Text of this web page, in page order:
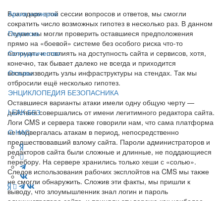
Архив номеров
Подписка
Сотрудничество
Отзывы
ЭНЦИКЛОПЕДИЯ БЕЗОПАСНИКА
LEAK-БЕЗ
О НАС
Благодаря этой сессии вопросов и ответов, мы смогли
сократить число возможных гипотез в несколько раз. В данном
случае мы могли проверить оставшиеся предположения
прямо на «боевой» системе без особого риска что-то
поломать и повлиять на доступность сайта и сервисов, хотя,
конечно, так бывает далеко не всегда и приходится
воспроизводить узлы инфраструктуры на стендах. Так мы
отбросили ещё несколько гипотез.
Оставшиеся варианты атаки имели одну общую черту —
действия совершались от имени легитимного редактора сайта.
Логи CMS и сервера также говорили нам, что сама платформа
не подвергалась атакам в период, непосредственно
предшествовавший взлому сайта. Пароли администраторов и
редакторов сайта были сложные и длинные, не поддающиеся
перебору. На сервере хранились только хеши с «солью».
Следов использования рабочих эксплойтов на CMS мы также
не смогли обнаружить. Сложив эти факты, мы пришли к
выводу, что злоумышленник знал логин и пароль